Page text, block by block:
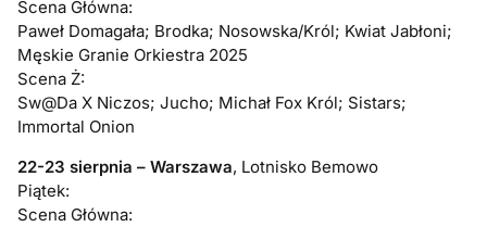
Scena Główna:
Paweł Domagała; Brodka; Nosowska/Król; Kwiat Jabłoni;
Męskie Granie Orkiestra 2025
Scena Ż:
Sw@Da X Niczos; Jucho; Michał Fox Król; Sistars;
Immortal Onion
22-23 sierpnia – Warszawa, Lotnisko Bemowo
Piątek:
Scena Główna: